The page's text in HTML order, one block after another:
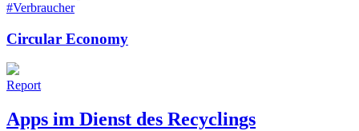
#Verbraucher
Circular Economy
Report
Apps im Dienst des Recyclings